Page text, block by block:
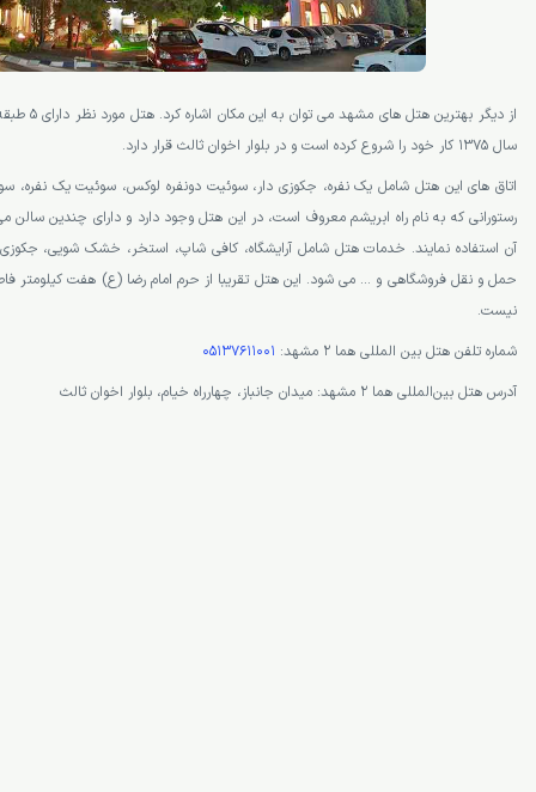
سال 1375 کار خود را شروع کرده است و در بلوار اخوان ثالث قرار دارد.
اتاق های این هتل شامل یک نفره، جکوزی دار، سوئیت دونفره لوکس، سوئیت یک نفره،
آن استفاده نمایند. خدمات هتل شامل آرایشگاه، کافی شاپ، استخر، خشک شویی،
حمل و نقل فروشگاهی و … می شود. این هتل تقریبا از حرم امام رضا (ع) هفت کیلومتر
نیست.
شماره تلفن هتل بین المللی هما 2 مشهد:
05137611001
آدرس هتل بین‌المللی هما ۲ مشهد: میدان جانباز، چهارراه خیام، بلوار اخوان ثالث